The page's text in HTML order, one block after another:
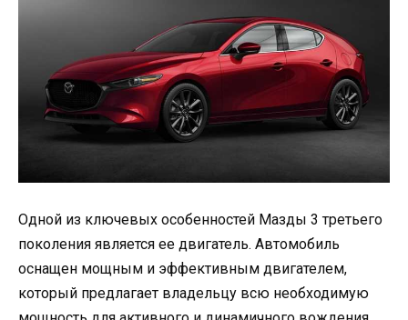
Одной из ключевых особенностей Мазды 3 третьего
поколения является ее двигатель. Автомобиль
оснащен мощным и эффективным двигателем,
который предлагает владельцу всю необходимую